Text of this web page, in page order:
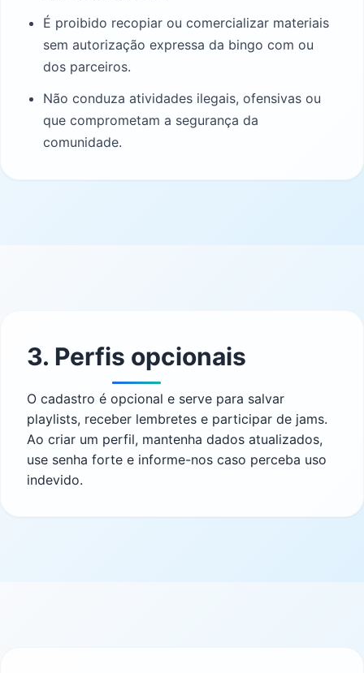
É proibido recopiar ou comercializar materiais
sem autorização expressa da bingo com ou
dos parceiros.
Não conduza atividades ilegais, ofensivas ou
que comprometam a segurança da
comunidade.
3. Perfis opcionais
O cadastro é opcional e serve para salvar
playlists, receber lembretes e participar de jams.
Ao criar um perfil, mantenha dados atualizados,
use senha forte e informe-nos caso perceba uso
indevido.